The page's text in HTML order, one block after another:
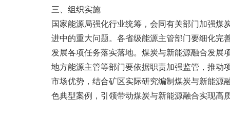
三、组织实施
国家能源局强化行业统筹，会同有关部门加强
进中的重大问题。各省级能源主管部门要细化完
发展各项任务落实落地。煤炭与新能源融合发展
地方能源主管等部门要依据职责加强监管，推动
市场优势，结合矿区实际研究编制煤炭与新能源
色典型案例，引领带动煤炭与新能源融合实现高